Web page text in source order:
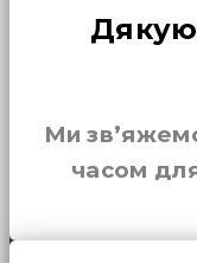
Ми
часом